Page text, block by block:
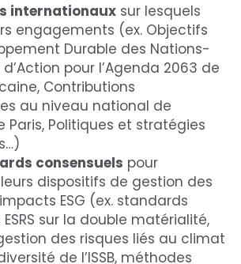
internationaux sur lesquels
engagements (ex. Objectifs
Durable des Nations-
d’Action pour l’Agenda 2063 de
Contributions
au niveau national de
Paris, Politiques et stratégies
consensuels pour
dispositifs de gestion des
ESG (ex. standards
sur la double matérialité,
des risques liés au climat
de l’ISSB, méthodes